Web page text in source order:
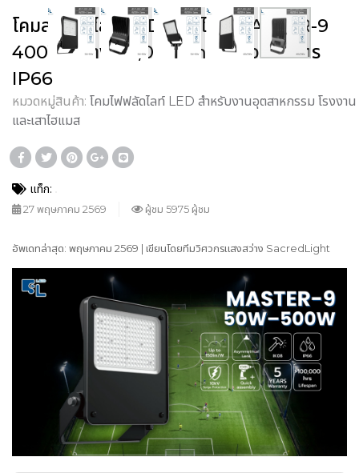
โคมสปอร์ตไลท์ LED ฟลัดไลท์ MASTER-9
400W สว่าง 60,000 lm เลนส์อสมมาตร
IP66
หมวดหมู่สินค้า: โคมไฟฟลัดไลท์ LED สำหรับงานอุตสาหกรรม โรงงาน
และเสาไฮแมส
แท็ก:
27 พฤษภาคม 2569 ผู้ชม 5975 ผู้ชม
อัพเดทล่าสุด: พฤษภาคม 2569 | เขียนโดยทีมวิศวกรแสงสว่าง SacredLight